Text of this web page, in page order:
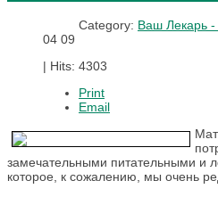
Category: Ваш Лекарь
04 09
| Hits: 4303
Print
Email
замечательными питательными и
которое, к сожалению, мы очень